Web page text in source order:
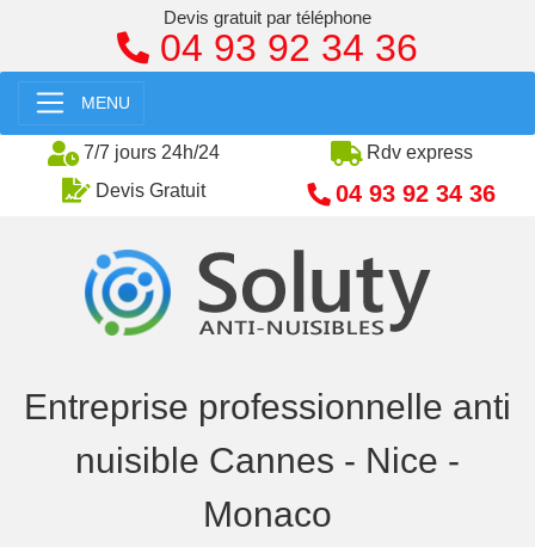
MENU
7/7 jours 24h/24
Rdv express
Devis Gratuit
04 93 92 34 36
Entreprise professionnelle anti
nuisible Cannes - Nice -
Monaco
Devis gratuit par téléphone
04 93 92 34 36